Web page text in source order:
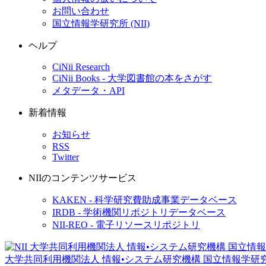
お問い合わせ
国立情報学研究所 (NII)
ヘルプ
CiNii Research
CiNii Books - 大学図書館の本をさがす
メタデータ・API
新着情報
お知らせ
RSS
Twitter
NIIのコンテンツサービス
KAKEN - 科学研究費助成事業データベース
IRDB - 学術機関リポジトリデータベース
NII-REO - 電子リソースリポジトリ
大学共同利用機関法人 情報•システム研究機構 国立情報学研